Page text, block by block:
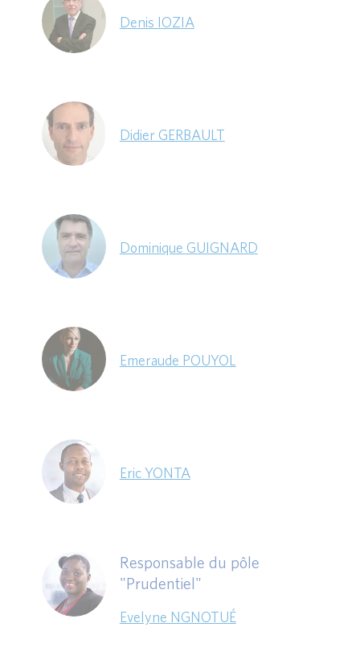
Denis IOZIA
Didier GERBAULT
Dominique GUIGNARD
Emeraude POUYOL
Eric YONTA
Responsable du pôle
"Prudentiel"
Evelyne NGNOTUÉ